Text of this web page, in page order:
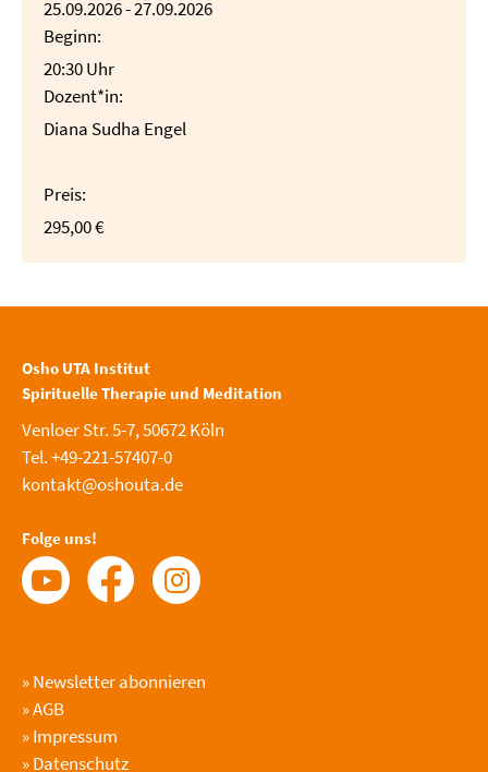
25.09.2026 - 27.09.2026
Beginn:
20:30 Uhr
Dozent*in:
Diana Sudha Engel
Preis:
295,00 €
Osho UTA Institut
Spirituelle Therapie und Meditation
Venloer Str. 5-7, 50672 Köln
Tel. +49-221-57407-0
kontakt@oshouta.de
Folge uns!
»Newsletter abonnieren
»AGB
»Impressum
»Datenschutz